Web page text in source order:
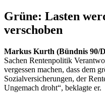
Grüne: Lasten
verschoben
Markus Kurth (Bündnis 90/
Sachen Rentenpolitik
vergessen machen, dass dem
Sozialversicherungen, der
Ungemach droht“, beklagte er.